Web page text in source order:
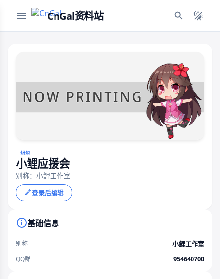
CnGal资料站
组织
小鲤应援会
别称：小鲤工作室
登录后编辑
基础信息
别称 小鲤工作室
QQ群 954640700